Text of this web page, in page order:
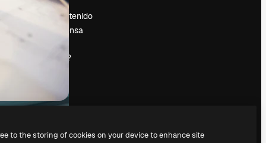
Vender contenido
Sala de prensa
magnific.ai?
to the storing of cookies on your device to enhance site